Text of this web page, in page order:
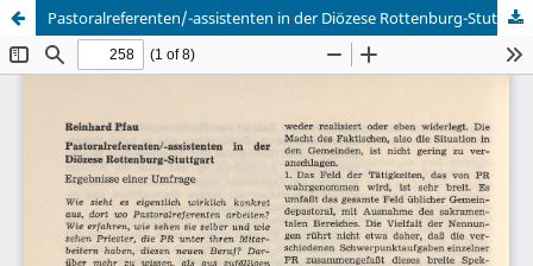
Pastoralreferenten/-assistenten in der Diözese Rottenburg-Stuttgart